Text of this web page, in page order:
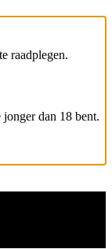
raadplegen.
jonger dan 18 bent.